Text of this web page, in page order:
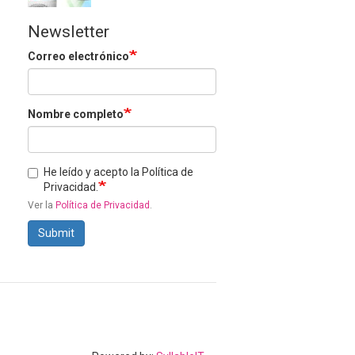
Newsletter
Correo electrónico
Nombre completo
He leído y acepto la Política de
Privacidad.
Ver la Política de Privacidad .
Submit